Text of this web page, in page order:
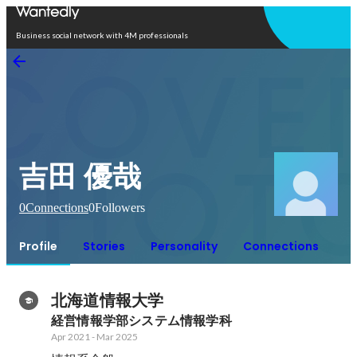
Business social network with 4M professionals
吉田 優哉
0Connections0Followers
Profile Stories Personality Connections
北海道情報大学
経営情報学部システム情報学科
Apr 2021- Mar 2025